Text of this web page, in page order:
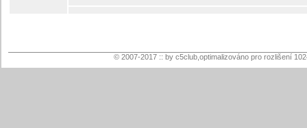
© 2007-2017 :: by c5club,optimalizováno pro rozlišení